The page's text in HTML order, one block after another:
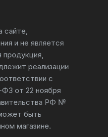
сайте,
и не является
продукция,
реализации
с
от 22 ноября
РФ №
быть
магазине.